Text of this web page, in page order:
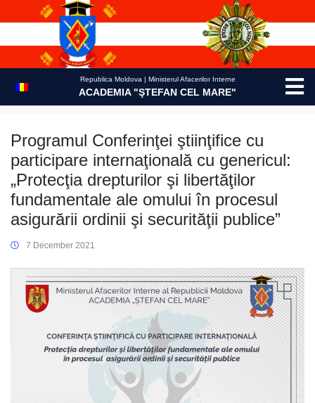
Republica Moldova | Ministerul Afacerilor Interne
ACADEMIA "ŞTEFAN CEL MARE"
Programul Conferinţei ştiinţifice cu
participare internaţională cu genericul:
„Protecţia drepturilor şi libertăţilor
fundamentale ale omului în procesul
asigurării ordinii şi securităţii publice”
7 December 2021